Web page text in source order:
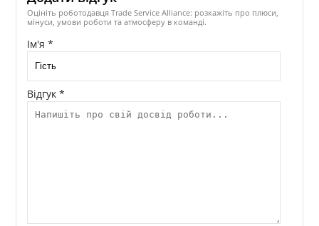
Оцініть роботодавця Trade Service Alliance: розкажіть про плюси,
мінуси, умови роботи та атмосферу в команді.
Ім'я *
Відгук *